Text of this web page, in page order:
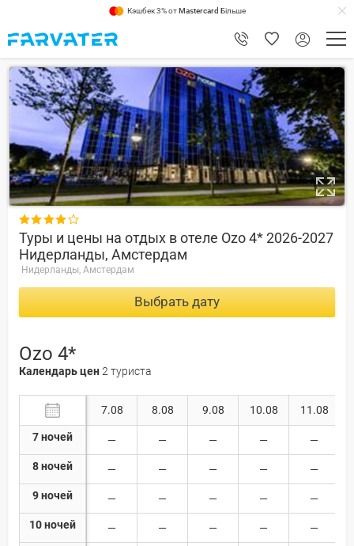
Кэшбек 3% отMastercard Більше
7.2

Туры и цены на отдых в отеле Ozo 4* 2026-2027
Нидерланды, Амстердам
Нидерланды, Амстердам
Выбрать дату
Ozo 4*
Календарь цен2 туриста
7 ночей
8 ночей
9 ночей
10 ночей
7.08 8.08 9.08 10.08 11.08